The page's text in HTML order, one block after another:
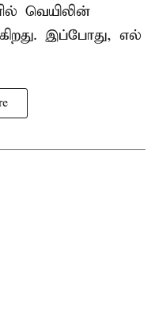
வெயிலின்
இப்போது, எல்